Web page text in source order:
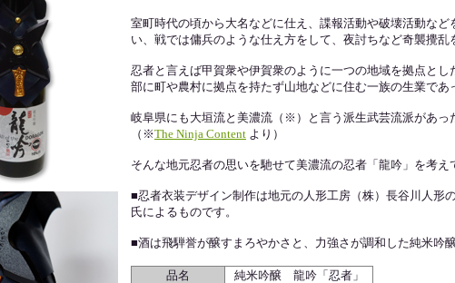
室町時代の頃から大名などに仕え、諜報活動や破壊活動など
い、戦では傭兵のような仕え方をして、夜討ちなど奇襲攪乱
忍者と言えば甲賀衆や伊賀衆のように一つの地域を拠点とし
部に町や農村に拠点を持たず山地などに住む一族の生業であ
岐阜県にも大垣流と美濃流（※）と言う派生武芸流派があっ
（※The Ninja Content より）
そんな地元忍者の思いを馳せて美濃流の忍者「龍吟」を考え
■忍者衣装デザイン制作は地元の人形工房（株）長谷川人形
氏によるものです。
■酒は飛騨誉が醸すまろやかさと、力強さが調和した純米吟醸
品名
純米吟醸 龍吟「忍者」